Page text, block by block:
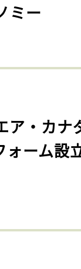
ミー
ア・カナ
ォーム設